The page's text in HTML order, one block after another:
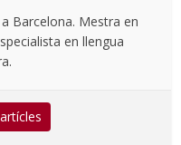
Barcelona. Mestra en
en llengua